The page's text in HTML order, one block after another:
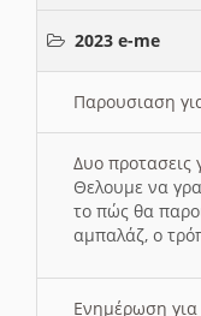
2023 e-me
Παρουσιαση
Δυο προτασεις
Θελουμε να
το πώς θα
αμπαλάζ, ο
Ενημέρωση